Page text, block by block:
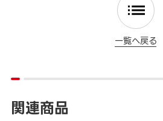
一覧へ戻る
関連商品